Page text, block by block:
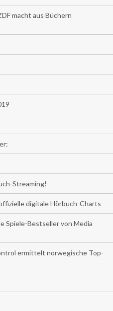
macht aus Büchern
Streaming!
digitale Hörbuch-Charts
Spiele-Bestseller von Media
ermittelt norwegische Top-